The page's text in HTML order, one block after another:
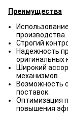
Преимущества
производства.
Строгий
Надежность
оригинальных
Широкий
механизмов.
Возможность
поставок.
Оптимизация
повышения